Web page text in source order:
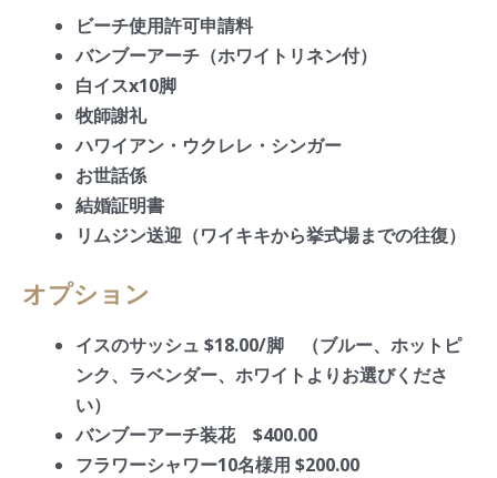
ビーチ使用許可申請料
バンブーアーチ（ホワイトリネン付）
白イスx10脚
牧師謝礼
ハワイアン・ウクレレ・シンガー
お世話係
結婚証明書
リムジン送迎（ワイキキから挙式場までの往復）
オプション
イスのサッシュ $18.00/脚 （ブルー、ホットピ
ンク、ラベンダー、ホワイトよりお選びくださ
い）
バンブーアーチ装花 $400.00
フラワーシャワー10名様用 $200.00